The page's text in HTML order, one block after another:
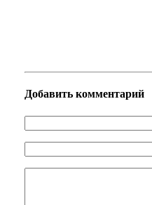
Добавить комментарий